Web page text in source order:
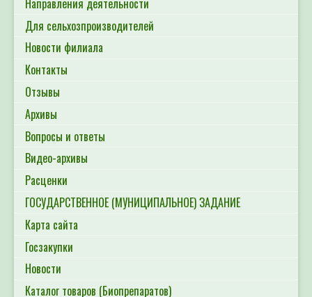
Для сельхозпроизводителей
Новости филиала
Контакты
Отзывы
Архивы
Вопросы и ответы
Видео-архивы
Расценки
ГОСУДАРСТВЕННОЕ (МУНИЦИПАЛЬНОЕ) ЗАДАНИЕ
Карта сайта
Госзакупки
Новости
Каталог товаров (Биопрепаратов)